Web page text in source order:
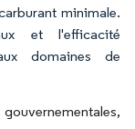
minimale.
et l'efficacité
domaines de